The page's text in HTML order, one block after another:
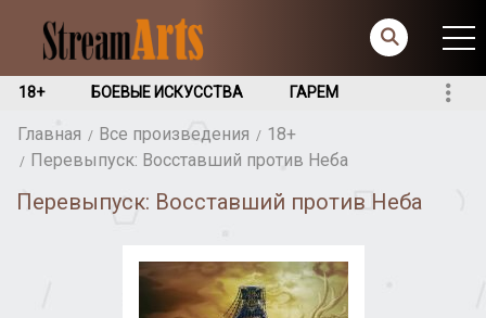
18+ БОЕВЫЕ ИСКУССТВА ГАРЕМ
Главная Все произведения
18+
Перевыпуск: Восставший против Неба
Перевыпуск: Восставший против Неба